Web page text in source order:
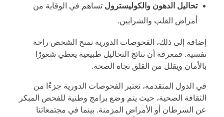
تحاليل الدهون والكوليسترول تساهم في الوقاية من
أمراض القلب والشرايين.
إضافة إلى ذلك، الفحوصات الدورية تمنح الشخص راحة
نفسية. فمعرفة أن نتائج التحاليل طبيعية يعطي شعورًا
بالأمان ويقلل من القلق تجاه الصحة.
في الدول المتقدمة، تعتبر الفحوصات الدورية جزءًا من
الثقافة الصحية، حيث يتم وضع برامج وطنية للفحص المبكر
عن السرطان أو الأمراض المزمنة. بينما في مجتمعاتنا